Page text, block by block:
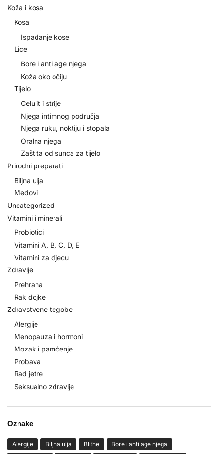
Koža i kosa
Kosa
Ispadanje kose
Lice
Bore i anti age njega
Koža oko očiju
Tijelo
Celulit i strije
Njega intimnog područja
Njega ruku, noktiju i stopala
Oralna njega
Zaštita od sunca za tijelo
Prirodni preparati
Biljna ulja
Medovi
Uncategorized
Vitamini i minerali
Probiotici
Vitamini A, B, C, D, E
Vitamini za djecu
Zdravlje
Prehrana
Rak dojke
Zdravstvene tegobe
Alergije
Menopauza i hormoni
Mozak i pamćenje
Probava
Rad jetre
Seksualno zdravlje
Oznake
Alergije Biljna ulja Blithe
Bore i anti age njega